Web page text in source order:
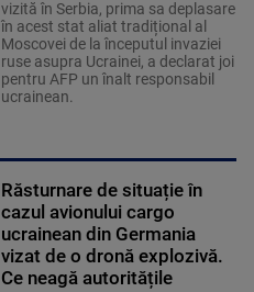
vizită în Serbia, prima sa deplasare
în acest stat aliat tradițional al
Moscovei de la începutul invaziei
ruse asupra Ucrainei, a declarat joi
pentru AFP un înalt responsabil
ucrainean.
Răsturnare de situație în
cazul avionului cargo
ucrainean din Germania
vizat de o dronă explozivă.
Ce neagă autoritățile